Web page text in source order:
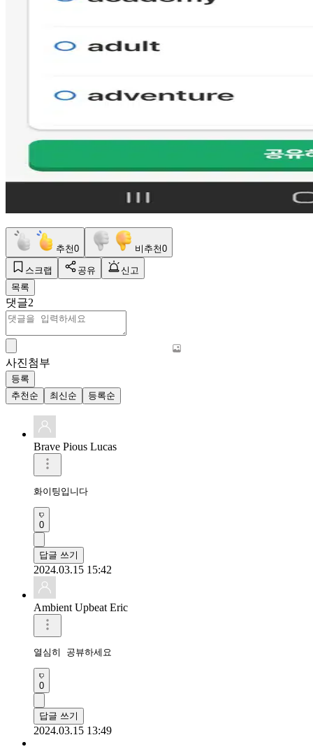
추천0 비추천0
스크랩 공유
신고
목록
댓글2
사진첨부
등록
추천순
최신순 등록순
Brave Pious Lucas
화이팅입니다
0
답글 쓰기
2024.03.15 15:42
Ambient Upbeat Eric
열심히 공뷰하세요
0
답글 쓰기
2024.03.15 13:49